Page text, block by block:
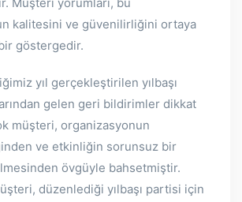
kalitesini ve güvenilirliğini ortaya
göstergedir.
yıl gerçekleştirilen yılbaşı
gelen geri bildirimler dikkat
müşteri, organizasyonun
ve etkinliğin sorunsuz bir
övgüyle bahsetmiştir.
düzenlediği yılbaşı partisi için